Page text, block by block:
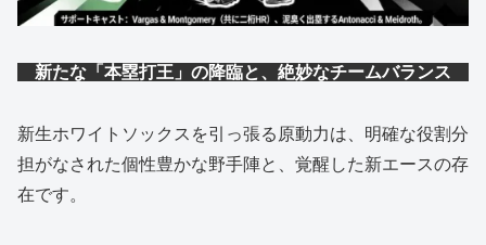
新たな「本塁打王」の降臨と、絶妙なチームバランス
新生ホワイトソックスを引っ張る原動力は、明確な役割分
担がなされた個性豊かな野手陣と、覚醒した新エースの存
在です。